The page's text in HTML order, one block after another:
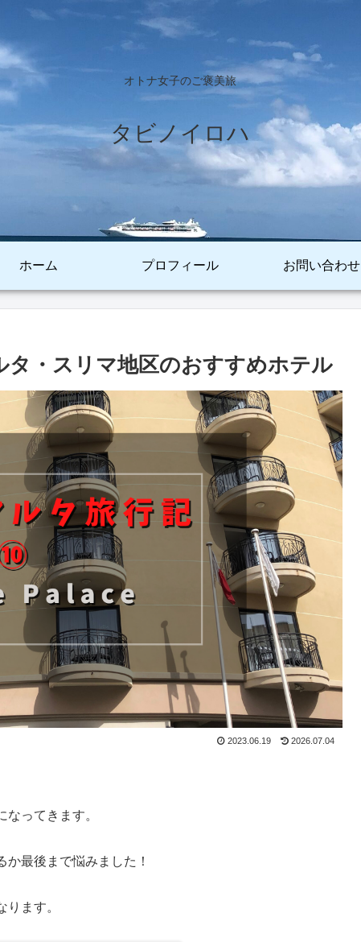
オトナ女子のご褒美旅
タビノイロハ
ホーム プロフィール お問い合わせ
・スリマ地区のおすすめホテル
2023.06.19 2026.07.04
ってきます。
最後まで悩みました！
ます。